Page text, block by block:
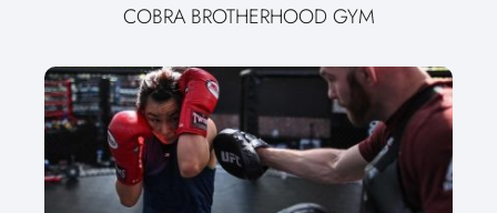
COBRA BROTHERHOOD GYM